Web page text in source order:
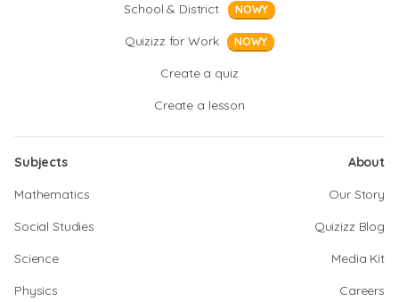
School & District
NOWY
Quizizz for Work NOWY
Create a quiz
Create a lesson
Subjects
Mathematics
Social Studies
Science
Physics
About
Our Story
Quizizz Blog
Media Kit
Careers